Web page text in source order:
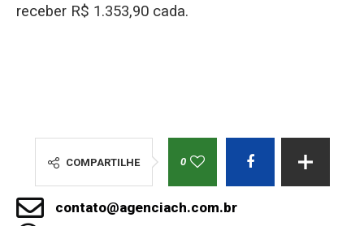
receber R$ 1.353,90 cada.
COMPARTILHE 0
contato@agenciach.com.br